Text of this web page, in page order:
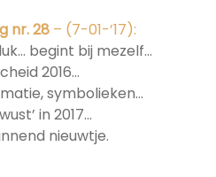
nr. 28 – (7-01-’17):
begint bij mezelf…
2016…
symbolieken…
in 2017…
nieuwtje.